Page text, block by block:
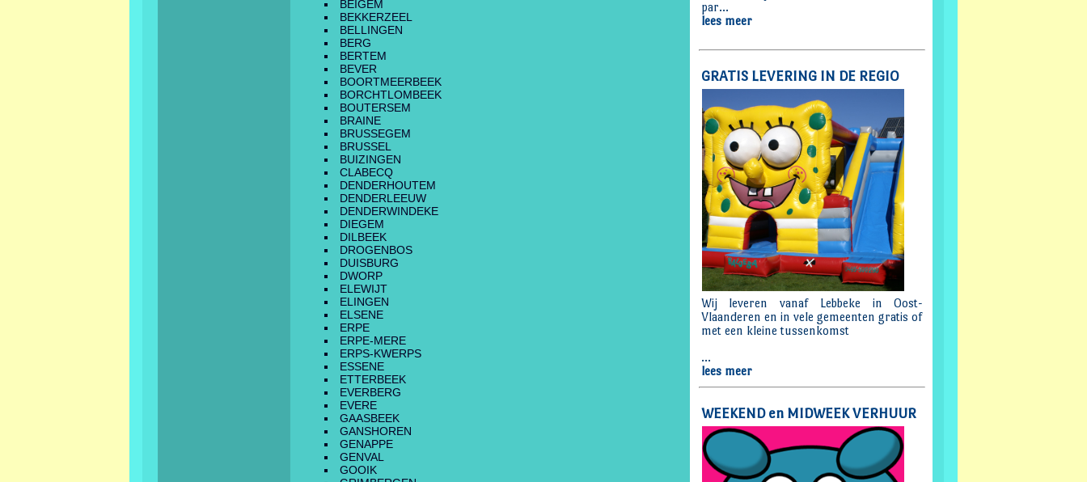
BEIGEM
BEKKERZEEL
BELLINGEN
BERG
BERTEM
BEVER
BOORTMEERBEEK
BORCHTLOMBEEK
BOUTERSEM
BRAINE
BRUSSEGEM
BRUSSEL
BUIZINGEN
CLABECQ
DENDERHOUTEM
DENDERLEEUW
DENDERWINDEKE
DIEGEM
DILBEEK
DROGENBOS
DUISBURG
DWORP
ELEWIJT
ELINGEN
ELSENE
ERPE
ERPE-MERE
ERPS-KWERPS
ESSENE
ETTERBEEK
EVERBERG
EVERE
GAASBEEK
GANSHOREN
GENAPPE
GENVAL
GOOIK